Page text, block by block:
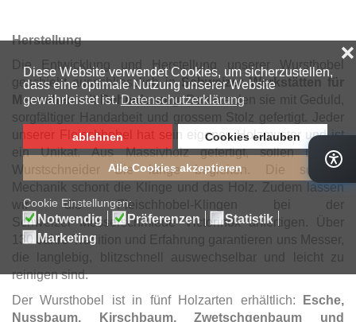
Herstellung
Die Entwicklung und Herstellung unserer Wursthobel
geschieht ausschliesslich inSchweizer Werkstätten für
Menschen mit Behinderung.Dort werden sie mit Geduld,
sorgfältiger Handarbeit und grossem Stolz gefertigt. Jeder
unserer Fleischhobel hat sein eigenes Holzmuster und ist
ein Unikat.
Aus Massivholz gefertigt, sollen unsere
Wurstschneider Sie lange begleiten. Die schlaue
Mechanik schont die Klinge und das Holz. Zudem lassen
wir die Fleischhobel-Klingen bei der
Schweizer Messerschmiede Victorinox anfertigen. Über
130 Jahre Tradition und Erfahrung garantieren uns Messer,
die langlebig, blitzschnell auswechselbar und leicht zu
reinigen sind.
Der Wursthobel ist in fünf Holzarten erhältlich:
Esche,
Nussbaum, Kirschbaum, Zwetschgenbaum und